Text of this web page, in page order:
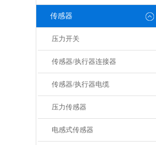
传感器
压力开关
传感器/执行器连接器
传感器/执行器电缆
压力传感器
电感式传感器